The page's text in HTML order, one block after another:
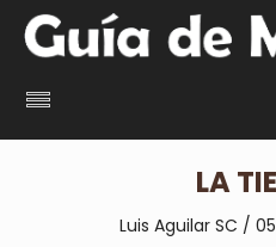
LA
Luis Aguilar SC /